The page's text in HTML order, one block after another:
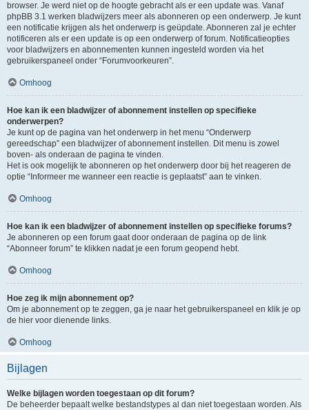
browser. Je werd niet op de hoogte gebracht als er een update was. Vanaf
phpBB 3.1 werken bladwijzers meer als abonneren op een onderwerp. Je kunt
een notificatie krijgen als het onderwerp is geüpdate. Abonneren zal je echter
notificeren als er een update is op een onderwerp of forum. Notificatieopties
voor bladwijzers en abonnementen kunnen ingesteld worden via het
gebruikerspaneel onder “Forumvoorkeuren”.
Omhoog
Hoe kan ik een bladwijzer of abonnement instellen op specifieke
onderwerpen?
Je kunt op de pagina van het onderwerp in het menu “Onderwerp
gereedschap” een bladwijzer of abonnement instellen. Dit menu is zowel
boven- als onderaan de pagina te vinden.
Het is ook mogelijk te abonneren op het onderwerp door bij het reageren de
optie “Informeer me wanneer een reactie is geplaatst” aan te vinken.
Omhoog
Hoe kan ik een bladwijzer of abonnement instellen op specifieke forums?
Je abonneren op een forum gaat door onderaan de pagina op de link
“Abonneer forum” te klikken nadat je een forum geopend hebt.
Omhoog
Hoe zeg ik mijn abonnement op?
Om je abonnement op te zeggen, ga je naar het gebruikerspaneel en klik je op
de hier voor dienende links.
Omhoog
Bijlagen
Welke bijlagen worden toegestaan op dit forum?
De beheerder bepaalt welke bestandstypes al dan niet toegestaan worden. Als